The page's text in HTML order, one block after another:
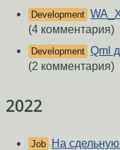
Development
(4 комментария)
Development Qml
(2 комментария)
2022
Job
На